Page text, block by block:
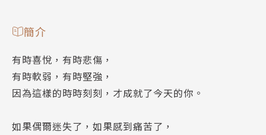
簡介
有時喜悅，有時悲傷，
有時軟弱，有時堅強，
因為這樣的時時刻刻，才成就了今天的你。
如果偶爾迷失了，如果感到痛苦了，